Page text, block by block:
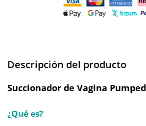
Descripción del producto
Succionador de Vagina Pumped
¿Qué es?